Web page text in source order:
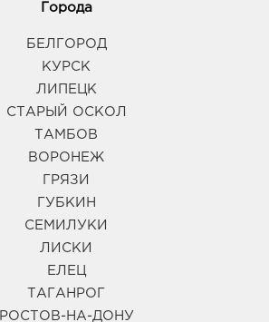
Города
БЕЛГОРОД
КУРСК
ЛИПЕЦК
СТАРЫЙ ОСКОЛ
ТАМБОВ
ВОРОНЕЖ
ГРЯЗИ
ГУБКИН
СЕМИЛУКИ
ЛИСКИ
ЕЛЕЦ
ТАГАНРОГ
РОСТОВ-НА-ДОНУ